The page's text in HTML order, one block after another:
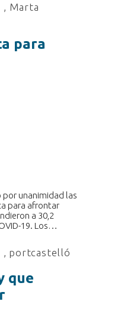
, Marta
para
unanimidad las
para afrontar
a 30,2
19. Los…
, portcastelló
que